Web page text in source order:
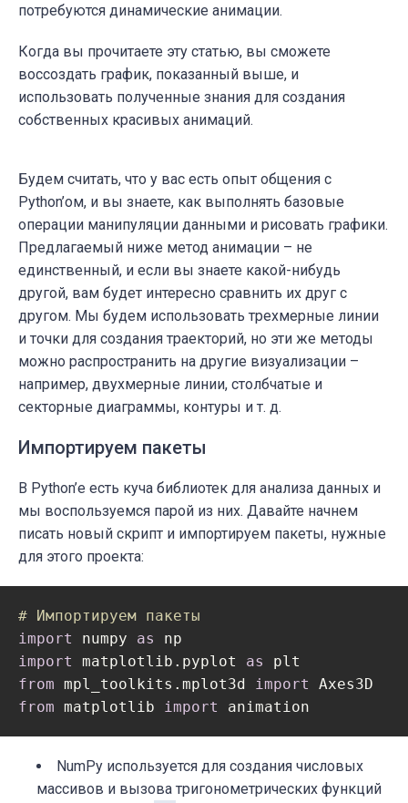
потребуются динамические анимации.
Когда вы прочитаете эту статью, вы сможете
воссоздать график, показанный выше, и
использовать полученные знания для создания
собственных красивых анимаций.
Будем считать, что у вас есть опыт общения с
Python’ом, и вы знаете, как выполнять базовые
операции манипуляции данными и рисовать графики.
Предлагаемый ниже метод анимации – не
единственный, и если вы знаете какой-нибудь
другой, вам будет интересно сравнить их друг с
другом. Мы будем использовать трехмерные линии
и точки для создания траекторий, но эти же методы
можно распространить на другие визуализации –
например, двухмерные линии, столбчатые и
секторные диаграммы, контуры и т. д.
Импортируем пакеты
В Python’е есть куча библиотек для анализа данных и
мы воспользуемся парой из них. Давайте начнем
писать новый скрипт и импортируем пакеты, нужные
для этого проекта:
# Импортируем пакеты
import
numpy as
import
matplotlib.pyplot as
from mpl_toolkits.mplot3d import
from matplotlib import animation
NumPy используется для создания числовых
массивов и вызова тригонометрических функций